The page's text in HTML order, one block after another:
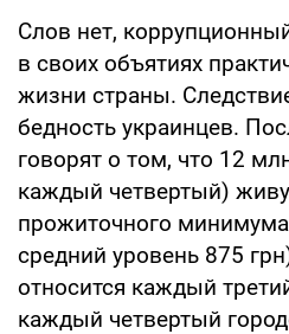
Слов нет,
в своих объятиях
жизни страны.
бедность украинцев.
говорят о том, что 12
каждый четвертый)
прожиточного
средний уровень 875
относится каждый
каждый четвертый